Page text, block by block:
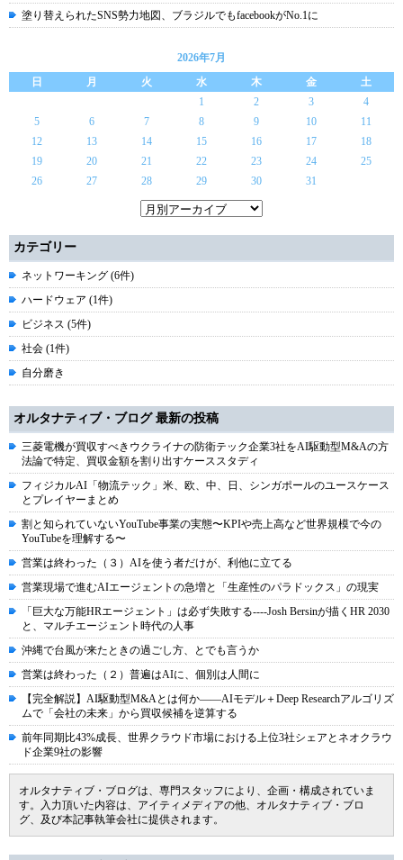
塗り替えられたSNS勢力地図、ブラジルでもfacebookがNo.1に
2026年7月
日
月 火 水 木 金
土
1
2 3
4
5
6 7 8 9 10
11
12
13 14 15 16 17
18
19
20 21 22 23 24
25
26
27 28 29 30 31
カテゴリー
ネットワーキング (6件)
ハードウェア (1件)
ビジネス (5件)
社会 (1件)
自分磨き
オルタナティブ・ブログ 最新の投稿
三菱電機が買収すべきウクライナの防衛テック企業3社をAI駆動型M&Aの方
法論で特定、買収金額を割り出すケーススタディ
フィジカルAI「物流テック」米、欧、中、日、シンガポールのユースケース
とプレイヤーまとめ
割と知られていないYouTube事業の実態〜KPIや売上高など世界規模で今の
YouTubeを理解する〜
営業は終わった（３）AIを使う者だけが、利他に立てる
営業現場で進むAIエージェントの急増と「生産性のパラドックス」の現実
「巨大な万能HRエージェント」は必ず失敗する----Josh Bersinが描くHR 2030
と、マルチエージェント時代の人事
沖縄で台風が来たときの過ごし方、とでも言うか
営業は終わった（２）普遍はAIに、個別は人間に
【完全解説】AI駆動型M&Aとは何か――AIモデル＋Deep Researchアルゴリズ
ムで「会社の未来」から買収候補を逆算する
前年同期比43%成長、世界クラウド市場における上位3社シェアとネオクラウ
ド企業9社の影響
オルタナティブ・ブログは、専門スタッフにより、企画・構成されていま
す。入力頂いた内容は、アイティメディアの他、オルタナティブ・ブロ
グ、及び本記事執筆会社に提供されます。